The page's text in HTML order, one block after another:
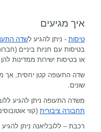
איך מגיעים
טיסות - ניתן להגיע לשדה
בטיסות עם חניות ביניים
או בטיסות ישירות ממדינות
שדה התעופה קטן יחסית, אך
שונים.
משדה התעופה ניתן להגיע
תחבורה ציבורית (קווי
רכבת – ללובליאנה ניתן